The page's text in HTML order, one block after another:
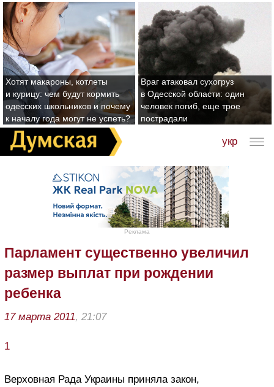
Хотят макароны, котлеты
и курицу: чем будут кормить
одесских школьников и почему
к началу года могут не успеть?
Враг атаковал сухогруз
в Одесской области: один
человек погиб, еще трое
пострадали
укр
Реклама
Парламент существенно увеличил
размер выплат при рождении
ребенка
17 марта 2011, 21:07
1
Верховная Рада Украины приняла закон,